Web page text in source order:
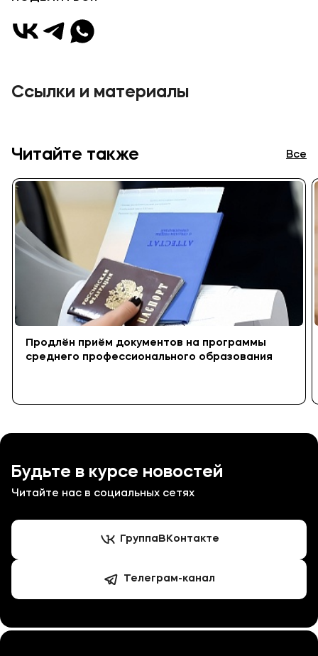
Ссылки и материалы
Читайте также Все
Продлён приём документов на программы
среднего профессионального образования
Будьте в курсе новостей
Читайте нас в социальных сетях
ГруппаВКонтакте
Телеграм-канал